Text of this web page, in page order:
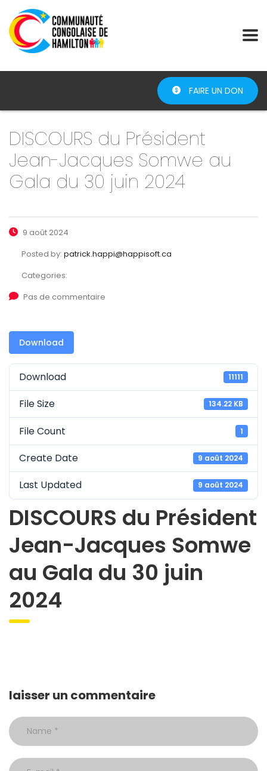
FAIRE UN DON
DISCOURS du Président
Jean-Jacques Somwe au
Gala du 30 juin 2024
9 août 2024
Posted by: patrick.happi@happisoft.ca
Categories:
Pas de commentaire
Download
Download 11111
File Size 134.22 KB
File Count 1
Create Date 9 août 2024
Last Updated 9 août 2024
DISCOURS du Président
Jean-Jacques Somwe
au Gala du 30 juin
2024
laisser un commentaire